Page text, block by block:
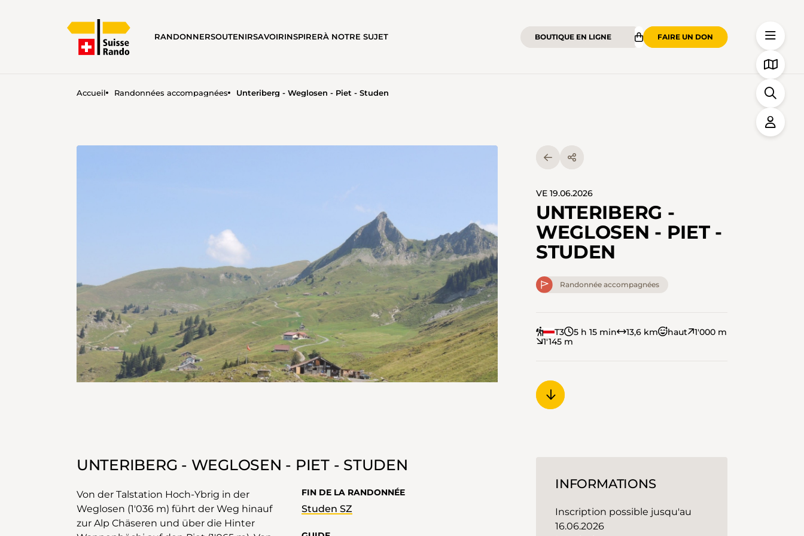
RANDONNERSOUTENIRSAVOIRINSPIRERÀ NOTRE SUJET BOUTIQUE EN LIGNE FAIRE UN DON
Accueil Randonnées accompagnées Unteriberg - Weglosen - Piet - Studen
VE 19.06.2026
UNTERIBERG -
WEGLOSEN - PIET -
STUDEN
Randonnée accompagnées
T3 5 h 15 min 13,6 km haut
1'000 m
1'145 m
UNTERIBERG - WEGLOSEN - PIET - STUDEN
Von der Talstation Hoch-Ybrig in der
Weglosen (1'036 m) führt der Weg hinauf
zur Alp Chäseren und über die Hinter
FIN DE LA RANDONNÉE
Studen SZ
INFORMATIONS
Inscription possible jusqu'au
16.06.2026